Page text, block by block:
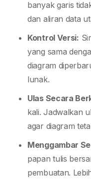
banyak garis
dan aliran data
Kontrol Versi:
yang sama
diagram
lunak.
Ulas Secara
kali. Jadwalkan
agar diagram
Menggambar
papan tulis
pembuatan.